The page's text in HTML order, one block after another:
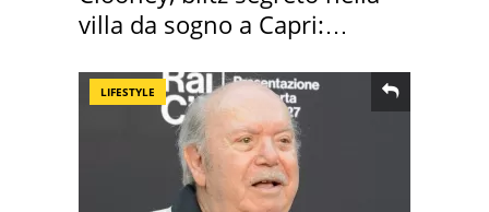
villa da sogno a Capri:
LIFESTYLE